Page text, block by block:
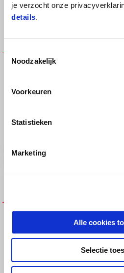
je verzocht onze
details.
Toestemmingsselectie
Noodzakelijk
Voorkeuren
Statistieken
Marketing
Alle cookies
Selectie
Indoor Bike Cover
OUTDOOR VEHICLE COVER
€